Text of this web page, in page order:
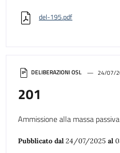
DELIBERAZIONI OSL 24/07/
201
Ammissione alla massa
Pubblicato dal 24/07/2025 al
del-195.pdf